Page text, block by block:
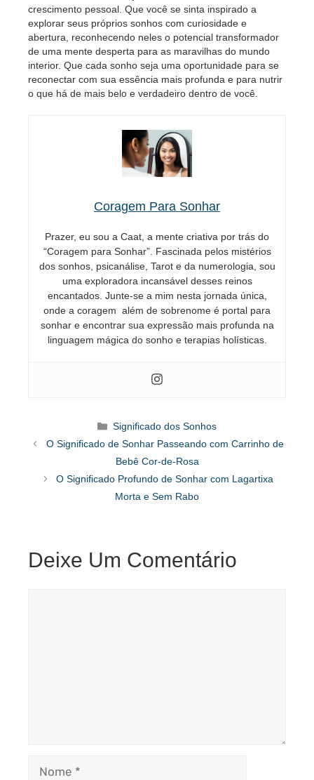
crescimento pessoal. Que você se sinta inspirado a
explorar seus próprios sonhos com curiosidade e
abertura, reconhecendo neles o potencial transformador
de uma mente desperta para as maravilhas do mundo
interior. Que cada sonho seja uma oportunidade para se
reconectar com sua essência mais profunda e para nutrir
o que há de mais belo e verdadeiro dentro de você.
Coragem Para Sonhar
Prazer, eu sou a Caat, a mente criativa por trás do
“Coragem para Sonhar”. Fascinada pelos mistérios
dos sonhos, psicanálise, Tarot e da numerologia, sou
uma exploradora incansável desses reinos
encantados. Junte-se a mim nesta jornada única,
onde a coragem além de sobrenome é portal para
sonhar e encontrar sua expressão mais profunda na
linguagem mágica do sonho e terapias holísticas.
Categorias
Significado dos Sonhos
O Significado de Sonhar Passeando com Carrinho de
Bebê Cor-de-Rosa
O Significado Profundo de Sonhar com Lagartixa
Morta e Sem Rabo
Deixe Um Comentário